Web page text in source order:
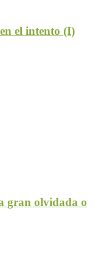
el intento (I)
gran olvidada o